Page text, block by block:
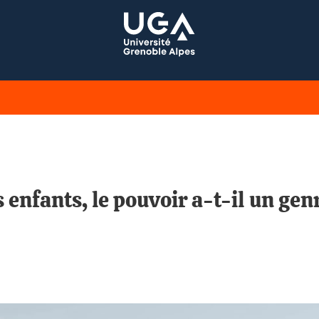
enfants, le pouvoir a-t-il un